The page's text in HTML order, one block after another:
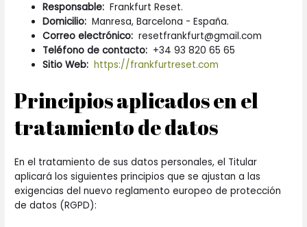
Responsable: Frankfurt Reset.
Domicilio: Manresa, Barcelona - España.
Correo electrónico: resetfrankfurt@gmail.com
Teléfono de contacto: +34 93 820 65 65
Sitio Web: https://frankfurtreset.com
Principios aplicados en el
tratamiento de datos
En el tratamiento de sus datos personales, el Titular
aplicará los siguientes principios que se ajustan a las
exigencias del nuevo reglamento europeo de protección
de datos (RGPD):